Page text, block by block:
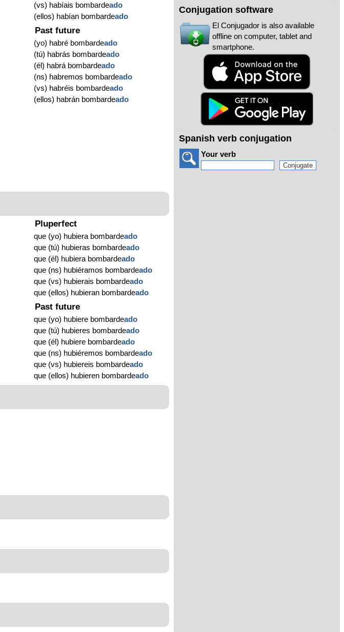
(vs) habíais bombardeado
(ellos) habían bombardeado
Past future
(yo) habré bombardeado
(tú) habrás bombardeado
(él) habrá bombardeado
(ns) habremos bombardeado
(vs) habréis bombardeado
(ellos) habrán bombardeado
Pluperfect
que (yo) hubiera bombardeado
que (tú) hubieras bombardeado
que (él) hubiera bombardeado
que (ns) hubiéramos bombardeado
que (vs) hubierais bombardeado
que (ellos) hubieran bombardeado
Past future
que (yo) hubiere bombardeado
que (tú) hubieres bombardeado
que (él) hubiere bombardeado
que (ns) hubiéremos bombardeado
que (vs) hubiereis bombardeado
que (ellos) hubieren bombardeado
Conjugation software
El Conjugador is also available
offline on computer, tablet and
smartphone.
Spanish verb conjugation
Your verb